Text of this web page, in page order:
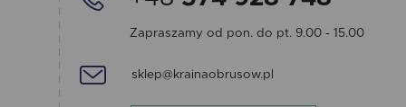
Zapraszamy od pon. do pt. 9.00 - 15.00
sklep@krainaobrusow.pl